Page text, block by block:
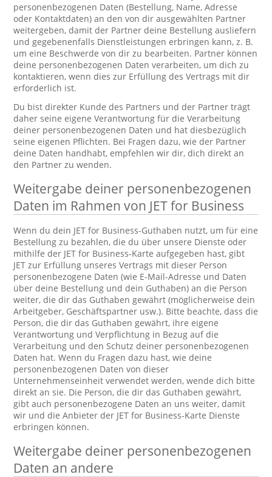
personenbezogenen Daten (Bestellung, Name, Adresse
oder Kontaktdaten) an den von dir ausgewählten Partner
weitergeben, damit der Partner deine Bestellung ausliefern
und gegebenenfalls Dienstleistungen erbringen kann, z. B.
um eine Beschwerde von dir zu bearbeiten. Partner können
deine personenbezogenen Daten verarbeiten, um dich zu
kontaktieren, wenn dies zur Erfüllung des Vertrags mit dir
erforderlich ist.
Du bist direkter Kunde des Partners und der Partner trägt
daher seine eigene Verantwortung für die Verarbeitung
deiner personenbezogenen Daten und hat diesbezüglich
seine eigenen Pflichten. Bei Fragen dazu, wie der Partner
deine Daten handhabt, empfehlen wir dir, dich direkt an
den Partner zu wenden.
Weitergabe deiner personenbezogenen
Daten im Rahmen von JET for Business
Wenn du dein JET for Business-Guthaben nutzt, um für eine
Bestellung zu bezahlen, die du über unsere Dienste oder
mithilfe der JET for Business-Karte aufgegeben hast, gibt
JET zur Erfüllung unseres Vertrags mit dieser Person
personenbezogene Daten (wie E-Mail-Adresse und Daten
über deine Bestellung und dein Guthaben) an die Person
weiter, die dir das Guthaben gewährt (möglicherweise dein
Arbeitgeber, Geschäftspartner usw.). Bitte beachte, dass die
Person, die dir das Guthaben gewährt, ihre eigene
Verantwortung und Verpflichtung in Bezug auf die
Verarbeitung und den Schutz deiner personenbezogenen
Daten hat. Wenn du Fragen dazu hast, wie deine
personenbezogenen Daten von dieser
Unternehmenseinheit verwendet werden, wende dich bitte
direkt an sie. Die Person, die dir das Guthaben gewährt,
gibt auch personenbezogene Daten an uns weiter, damit
wir und die Anbieter der JET for Business-Karte Dienste
erbringen können.
Weitergabe deiner personenbezogenen
Daten an andere